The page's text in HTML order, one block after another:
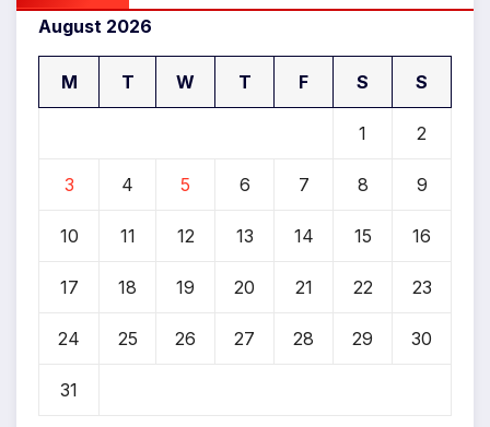
August 2026
M T W T F S S
1 2
3 4 5 6 7 8 9
10 11 12 13 14 15 16
17 18 19 20 21 22 23
24 25 26 27 28 29 30
31